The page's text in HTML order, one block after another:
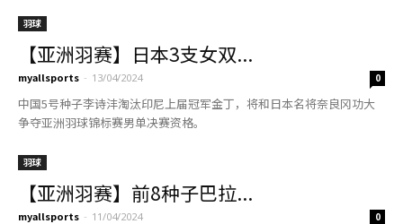
羽球
【亚洲羽赛】日本3支女双...
myallsports - 13/04/2024 0
中国5号种子李诗沣淘汰印尼上届冠军金丁，将和日本名将奈良冈功大
争夺亚洲羽球锦标赛男单决赛资格。
羽球
【亚洲羽赛】前8种子巴拉...
myallsports - 11/04/2024 0